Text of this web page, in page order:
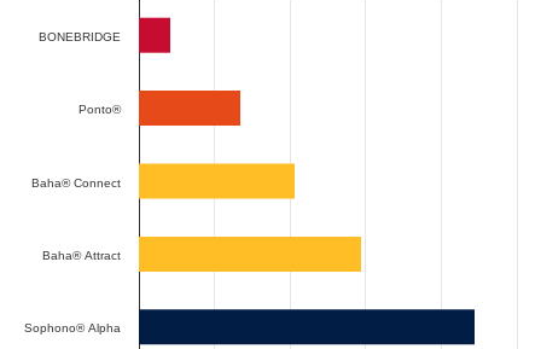
Bar chart with 2 data series.
The chart has 1 X axis displaying categories.
BONEBRIDGE
Ponto®
Baha® Connect
Baha® Attract
Sophono® Alpha